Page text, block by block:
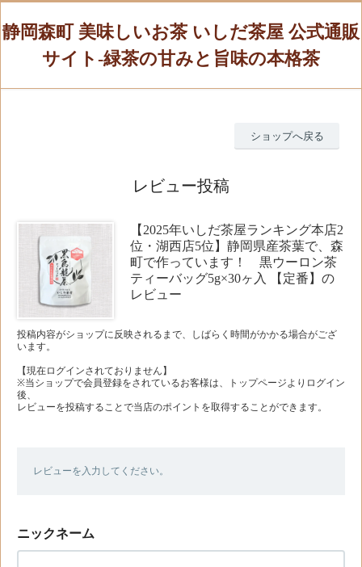
静岡森町 美味しいお茶 いしだ茶屋 公式通販
サイト-緑茶の甘みと旨味の本格茶
ショップへ戻る
レビュー投稿
【2025年いしだ茶屋ランキング本店2
位・湖西店5位】静岡県産茶葉で、森
町で作っています！ 黒ウーロン茶
ティーバッグ5g×30ヶ入 【定番】の
レビュー
投稿内容がショップに反映されるまで、しばらく時間がかかる場合がござ
います。
【現在ログインされておりません】
※当ショップで会員登録をされているお客様は、トップページよりログイン
後、
レビューを投稿することで当店のポイントを取得することができます。
レビューを入力してください。
ニックネーム